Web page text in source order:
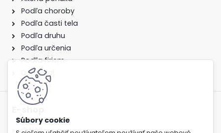
Podľa choroby
Podľa časti tela
Podľa druhu
Podľa určenia
Podľa firiem
Dopredaj
O NÁS